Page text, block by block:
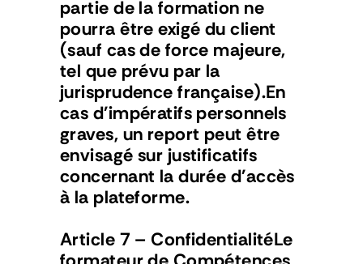
partie de la formation ne
pourra être exigé du client
(sauf cas de force majeure,
tel que prévu par la
jurisprudence française).En
cas d'impératifs personnels
graves, un report peut être
envisagé sur justificatifs
concernant la durée d'accès
à la plateforme.
Article 7 – ConfidentialitéLe